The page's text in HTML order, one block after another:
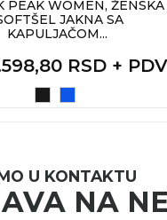
PEAK WOMEN, ŽENSKA
JAKNA SA
KAPULJAČOM...
RSD + PDV
U KONTAKTU
NA